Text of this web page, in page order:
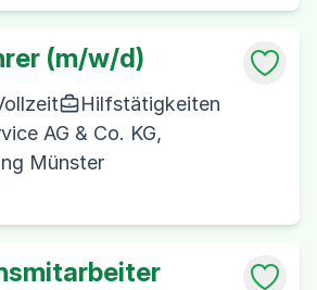
(m/w/d)
Hilfstätigkeiten
AG & Co. KG,
Münster